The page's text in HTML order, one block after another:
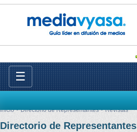
☰
Inicio Directorio de Representantes Revistas
Directorio de Representantes